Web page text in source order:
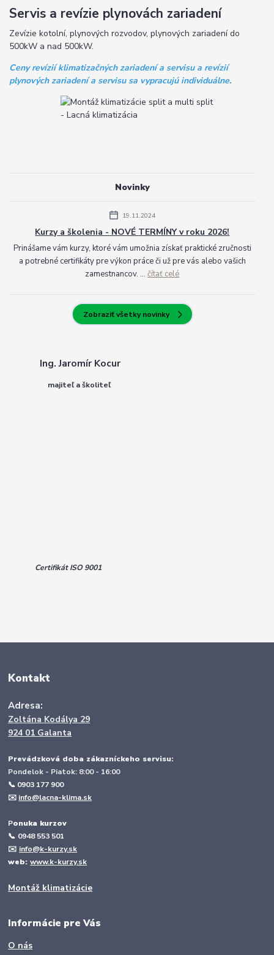
Servis a revízie plynovách zariadení
Zevízie kotolní, plynových rozvodov, plynových zariadení do
500kW a nad 500kW.
Ceny revízií klimatizačných zariadení a servisu a revízií
plynových zariadení a servisu sa vypracujú individuálne.
Novinky
19.11.2024
Kurzy a školenia - NOVÉ TERMÍNY v roku 2026!
Prinášame vám kurzy, ktoré vám umožnia získať praktické zručnosti
a potrebné certifikáty pre výkon práce či už pre vás alebo vašich
zamestnancov. ...čítať celé
Zobraziť všetky novinky
Ing. Jaromír Kocur
majiteľ a školiteľ
Certifikát ISO 9001
Kontakt
Adresa:
Zoltána Kodálya 29
924 01 Galanta
Prevádzková doba zákazníckeho servisu:
Pondelok - Piatok: 8:00 - 16:00
📞 0903 177 900
✉️ info@lacna-klima.sk
Ponuka kurzov
📞 0948 553 501
✉️ info@k-kurzy.sk
web:www.k-kurzy.sk
Montáž klimatizácie
Informácie pre Vás
O nás